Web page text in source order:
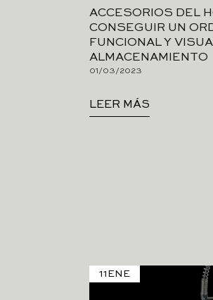
ACCESORIOS DEL
CONSEGUIR UN
FUNCIONAL Y
ALMACENAMIENTO
01/03/2023
LEER MÁS
11 ENE